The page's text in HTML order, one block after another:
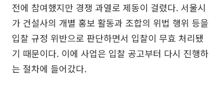
전에 참여했지만 경쟁 과열로 제동이 걸렸다. 서울시
가 건설사의 개별 홍보 활동과 조합의 위법 행위 등을
입찰 규정 위반으로 판단하면서 입찰이 무효 처리됐
기 때문이다. 이에 사업은 입찰 공고부터 다시 진행하
는 절차에 들어갔다.